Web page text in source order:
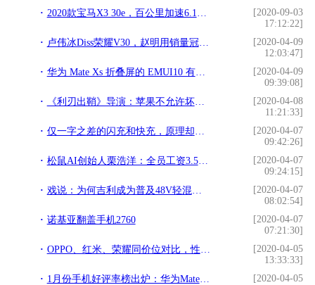
2020款宝马X3 30e，百公里加速6.1秒，拥有292马力
[2020-09-03
17:12:22]
卢伟冰Diss荣耀V30，赵明用销量冠军来回应
[2020-04-09
12:03:47]
华为 Mate Xs 折叠屏的 EMUI10 有何特别之处
[2020-04-09
09:39:08]
《利刃出鞘》导演：苹果不允许坏人在镜头前使用iPhone
[2020-04-08
11:21:33]
仅一字之差的闪充和快充，原理却截然不同，别被忽悠了！
[2020-04-07
09:42:26]
松鼠AI创始人栗浩洋：全员工资3.5折 核心高管零工资
[2020-04-07
09:24:15]
戏说：为何吉利成为普及48V轻混的头排兵
[2020-04-07
08:02:54]
诺基亚翻盖手机2760
[2020-04-07
07:21:30]
OPPO、红米、荣耀同价位对比，性价比手机这样选准没错
[2020-04-05
13:33:33]
1月份手机好评率榜出炉：华为Mate 30 5G夺冠，魅族成最大赢家
[2020-04-05